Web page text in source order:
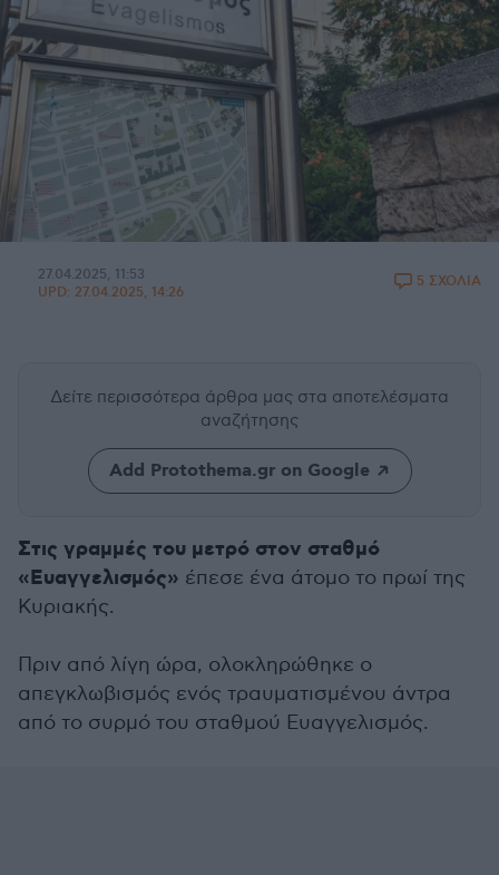
27.04.2025, 11:53
UPD: 27.04.2025, 14:26
5 ΣΧΟΛΙΑ
Δείτε περισσότερα άρθρα μας στα αποτελέσματα
αναζήτησης
Add Protothema.gr on Google
Στις γραμμές του μετρό στον σταθμό
«Ευαγγελισμός» έπεσε ένα άτομο το πρωί της
Κυριακής.
Πριν από λίγη ώρα, ολοκληρώθηκε ο
απεγκλωβισμός ενός τραυματισμένου άντρα
από το συρμό του σταθμού Ευαγγελισμός.